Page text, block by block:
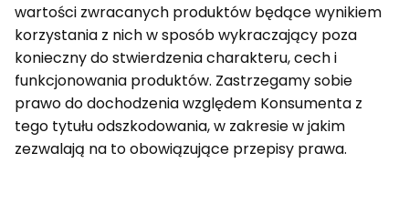
wartości zwracanych produktów będące wynikiem
korzystania z nich w sposób wykraczający poza
konieczny do stwierdzenia charakteru, cech i
funkcjonowania produktów. Zastrzegamy sobie
prawo do dochodzenia względem Konsumenta z
tego tytułu odszkodowania, w zakresie w jakim
zezwalają na to obowiązujące przepisy prawa.